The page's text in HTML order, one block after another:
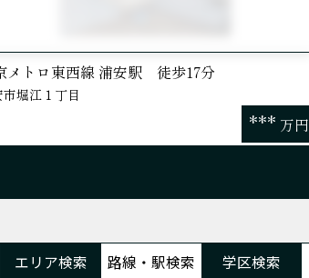
メトロ東西線 浦安駅 徒歩17分
市堀江１丁目
*** 万円
エリア検索 路線・駅検索 学区検索